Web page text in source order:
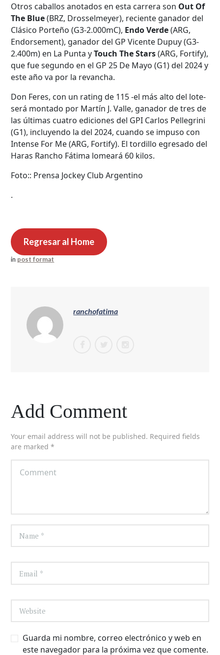
Otros caballos anotados en esta carrera son Out Of
The Blue(BRZ, Drosselmeyer), reciente ganador del
Clásico Porteño (G3-2.000mC), Endo Verde(ARG,
Endorsement), ganador del GP Vicente Dupuy (G3-
2.400m) en La Punta yTouch The Stars(ARG, Fortify),
que fue segundo en el GP 25 De Mayo (G1) del 2024 y
este año va por la revancha.
Don Feres, con un rating de 115 -el más alto del lote-
será montado por Martín J. Valle, ganador de tres de
las últimas cuatro ediciones del GPI Carlos Pellegrini
(G1), incluyendo la del 2024, cuando se impuso con
Intense For Me (ARG, Fortify). El tordillo egresado del
Haras Rancho Fátima lomeará 60 kilos.
Foto:: Prensa Jockey Club Argentino
.
Regresar al Home
in post format
ranchofatima
Add Comment
Your email address will not be published. Required fields
are marked *
Guarda mi nombre, correo electrónico y web en
este navegador para la próxima vez que comente.